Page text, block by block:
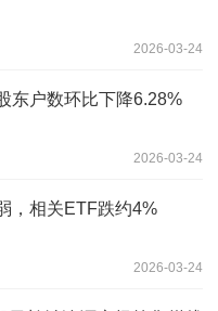
2026-03-24
东户数环比下降6.28%
2026-03-24
，相关ETF跌约4%
2026-03-24